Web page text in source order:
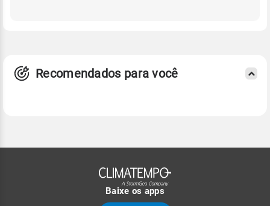
Recomendados para você
Baixe os apps